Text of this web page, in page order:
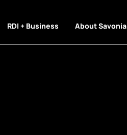
RDI + Business About Savonia